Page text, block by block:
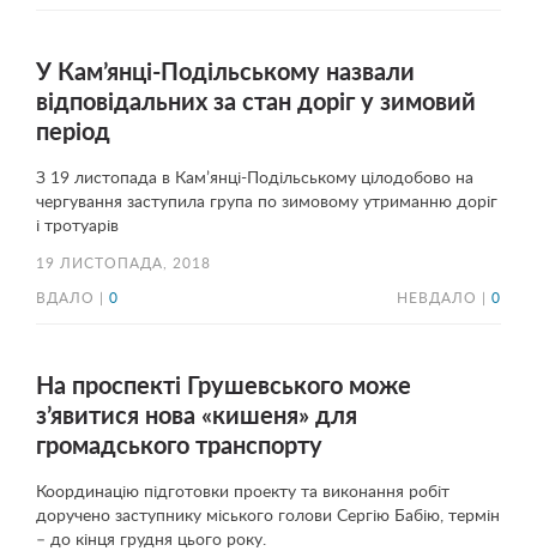
У Кам’янці-Подільському назвали
відповідальних за стан доріг у зимовий
період
З 19 листопада в Кам’янці-Подільському цілодобово на
чергування заступила група по зимовому утриманню доріг
і тротуарів
19 ЛИСТОПАДА, 2018
ВДАЛО | 0 НЕВДАЛО | 0
На проспекті Грушевського може
з’явитися нова «кишеня» для
громадського транспорту
Координацію підготовки проекту та виконання робіт
доручено заступнику міського голови Сергію Бабію, термін
– до кінця грудня цього року.